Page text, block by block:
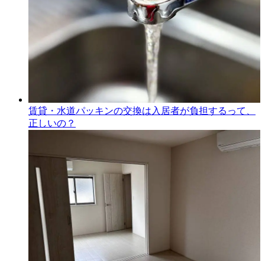
賃貸・水道パッキンの交換は入居者が負担するって、
正しいの？